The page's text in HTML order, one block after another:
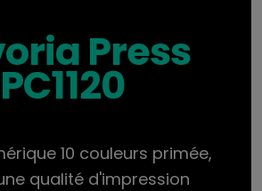
Press
PC1120
10 couleurs primée,
qualité d'impression